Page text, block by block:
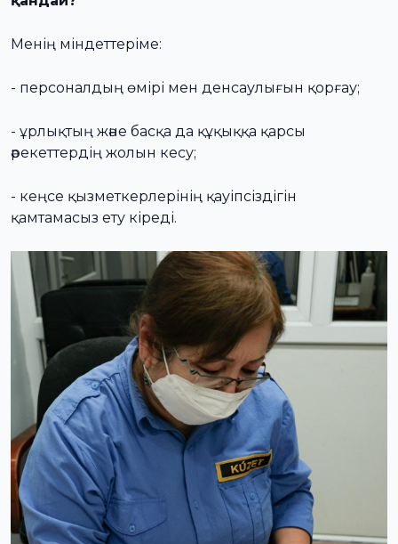
Менің міндеттеріме:
- персоналдың өмірі мен денсаулығын қорғау;
- ұрлықтың және басқа да құқыққа қарсы
әрекеттердің жолын кесу;
- кеңсе қызметкерлерінің қауіпсіздігін
қамтамасыз ету кіреді.